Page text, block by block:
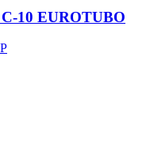
10 EUROTUBO